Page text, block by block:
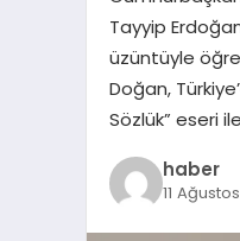
Tayyip
üzüntüyle
Doğan,
Sözlük” eseri
haber
11